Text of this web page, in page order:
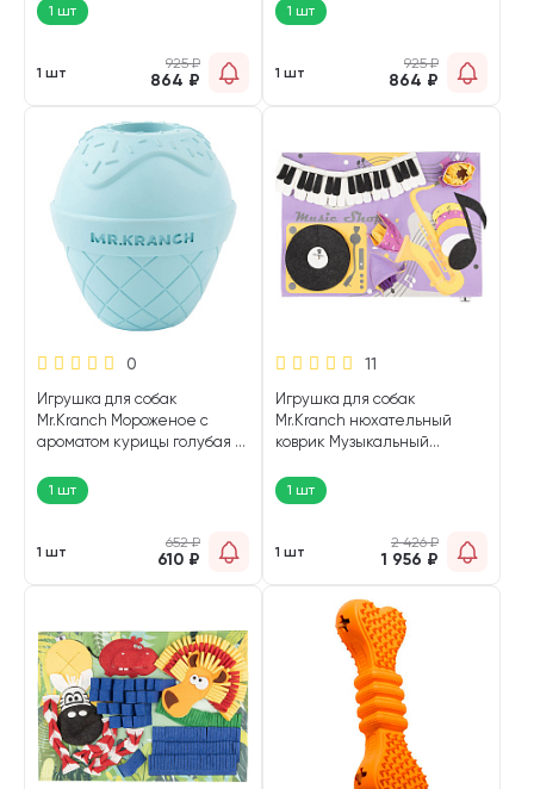
1 шт
1 шт
925₽
864 ₽
1 шт
1 шт
925₽
864 ₽
0
Игрушка для собак
Mr.Kranch Мороженое с
ароматом курицы голубая 8
1 шт
1 шт
652₽
610 ₽
11
Игрушка для собак
Mr.Kranch нюхательный
коврик Музыкальный
1 шт
1 шт
2 426₽
1 956 ₽